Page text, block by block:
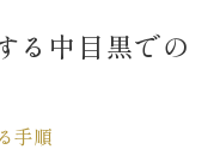
る中目黒での
手順